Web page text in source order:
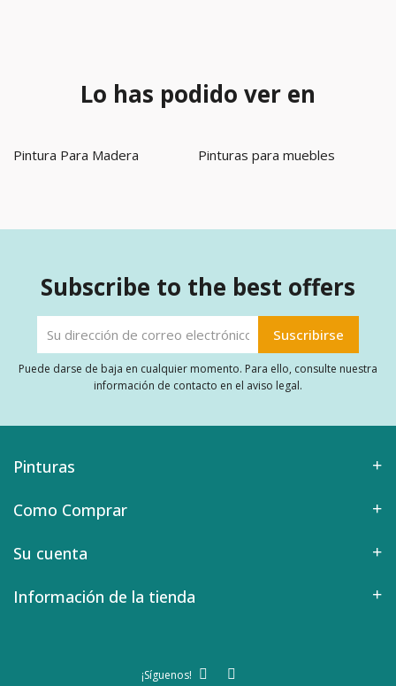
Lo has podido ver en
Pintura Para Madera Pinturas para muebles
Subscribe to the best offers
Puede darse de baja en cualquier momento. Para ello, consulte nuestra
información de contacto en el aviso legal.
Pinturas
Como Comprar
Su cuenta
Información de la tienda
¡Síguenos!